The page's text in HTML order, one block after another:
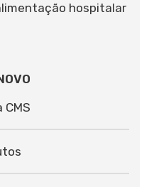
hospitalar
CMS